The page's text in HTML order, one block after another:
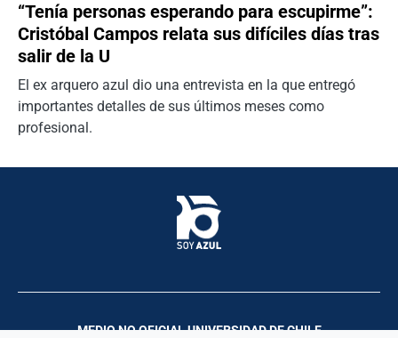
“Tenía personas esperando para escupirme”:
Cristóbal Campos relata sus difíciles días tras
salir de la U
El ex arquero azul dio una entrevista en la que entregó
importantes detalles de sus últimos meses como
profesional.
MEDIO NO OFICIAL UNIVERSIDAD DE CHILE